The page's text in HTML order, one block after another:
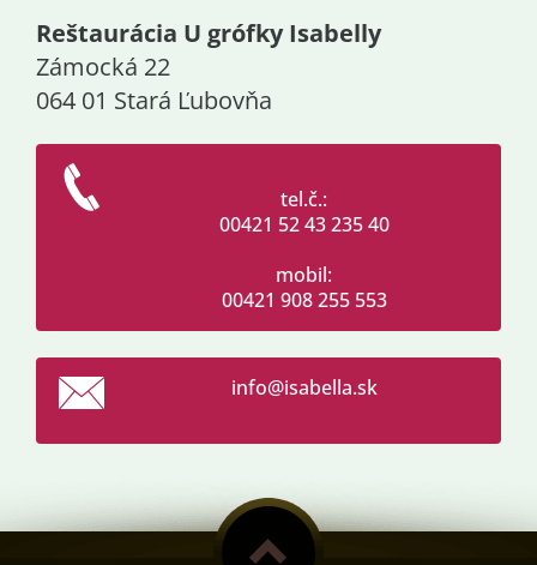
Reštaurácia U grófky Isabelly
Zámocká 22
064 01 Stará Ľubovňa
tel.č.:
00421 52 43 235 40
mobil:
00421 908 255 553
info@isabella.sk